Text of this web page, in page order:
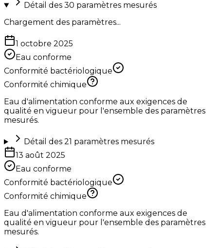
Détail des 30 paramètres mesurés
Chargement des paramètres...
1 octobre 2025
Eau conforme
Conformité bactériologique
Conformité chimique
Eau d'alimentation conforme aux exigences de
qualité en vigueur pour l'ensemble des paramètres
mesurés.
Détail des 21 paramètres mesurés
13 août 2025
Eau conforme
Conformité bactériologique
Conformité chimique
Eau d'alimentation conforme aux exigences de
qualité en vigueur pour l'ensemble des paramètres
mesurés.